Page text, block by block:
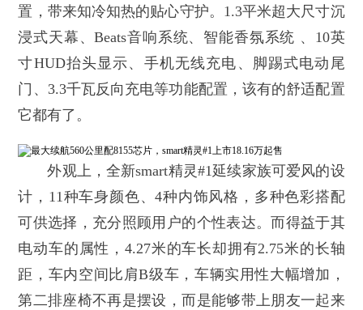
置，带来知冷知热的贴心守护。1.3平米超大尺寸沉
浸式天幕、Beats音响系统、智能香氛系统 、10英
寸HUD抬头显示、手机无线充电、脚踢式电动尾
门、3.3千瓦反向充电等功能配置，该有的舒适配置
它都有了。
外观上，全新smart精灵#1延续家族可爱风的设
计，11种车身颜色、4种内饰风格，多种色彩搭配
可供选择，充分照顾用户的个性表达。而得益于其
电动车的属性，4.27米的车长却拥有2.75米的长轴
距，车内空间比肩B级车，车辆实用性大幅增加，
第二排座椅不再是摆设，而是能够带上朋友一起来